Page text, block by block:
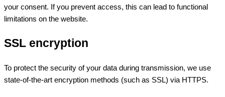
your consent. If you prevent access, this can lead to functional
limitations on the website.
SSL encryption
To protect the security of your data during transmission, we use
state-of-the-art encryption methods (such as SSL) via HTTPS.